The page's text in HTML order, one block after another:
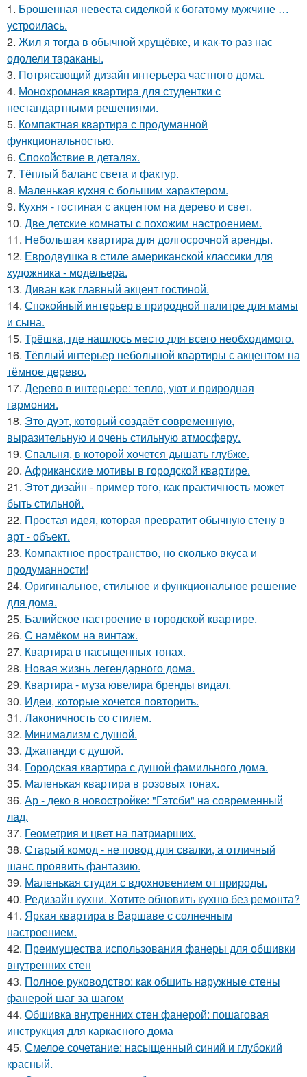
1. Брошенная невеста сиделкой к богатому мужчине …
устроилась.
2. Жил я тогда в обычной хрущёвке, и как-то раз нас
одолели тараканы.
3. Потрясающий дизайн интерьера частного дома.
4. Монохромная квартира для студентки с
нестандартными решениями.
5. Компактная квартира с продуманной
функциональностью.
6. Спокойствие в деталях.
7. Тёплый баланс света и фактур.
8. Маленькая кухня с большим характером.
9. Кухня - гостиная с акцентом на дерево и свет.
10. Две детские комнаты с похожим настроением.
11. Небольшая квартира для долгосрочной аренды.
12. Евродвушка в стиле американской классики для
художника - модельера.
13. Диван как главный акцент гостиной.
14. Спокойный интерьер в природной палитре для мамы
и сына.
15. Трёшка, где нашлось место для всего необходимого.
16. Тёплый интерьер небольшой квартиры с акцентом на
тёмное дерево.
17. Дерево в интерьере: тепло, уют и природная
гармония.
18. Это дуэт, который создаёт современную,
выразительную и очень стильную атмосферу.
19. Спальня, в которой хочется дышать глубже.
20. Африканские мотивы в городской квартире.
21. Этот дизайн - пример того, как практичность может
быть стильной.
22. Простая идея, которая превратит обычную стену в
арт - объект.
23. Компактное пространство, но сколько вкуса и
продуманности!
24. Оригинальное, стильное и функциональное решение
для дома.
25. Балийское настроение в городской квартире.
26. С намёком на винтаж.
27. Квартира в насыщенных тонах.
28. Новая жизнь легендарного дома.
29. Квартира - муза ювелира бренды видал.
30. Идеи, которые хочется повторить.
31. Лаконичность со стилем.
32. Минимализм с душой.
33. Джапанди с душой.
34. Городская квартира с душой фамильного дома.
35. Маленькая квартира в розовых тонах.
36. Ар - деко в новостройке: "Гэтсби" на современный
лад.
37. Геометрия и цвет на патриарших.
38. Старый комод - не повод для свалки, а отличный
шанс проявить фантазию.
39. Маленькая студия с вдохновением от природы.
40. Редизайн кухни. Хотите обновить кухню без ремонта?
41. Яркая квартира в Варшаве с солнечным
настроением.
42. Преимущества использования фанеры для обшивки
внутренних стен
43. Полное руководство: как обшить наружные стены
фанерой шаг за шагом
44. Обшивка внутренних стен фанерой: пошаговая
инструкция для каркасного дома
45. Смелое сочетание: насыщенный синий и глубокий
красный.